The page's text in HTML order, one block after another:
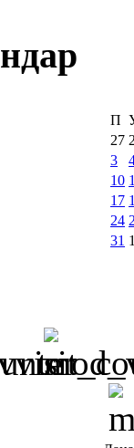
П
27
3
10
17
24
31